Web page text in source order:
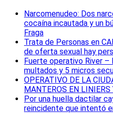
Narcomenudeo: Dos
cocaína incautada y un
Fraga
Trata de Personas en
de oferta sexual hay
Fuerte operativo River
multados y 5 micros
OPERATIVO DE LA
MANTEROS EN
Por una huella dactilar
reincidente que intentó